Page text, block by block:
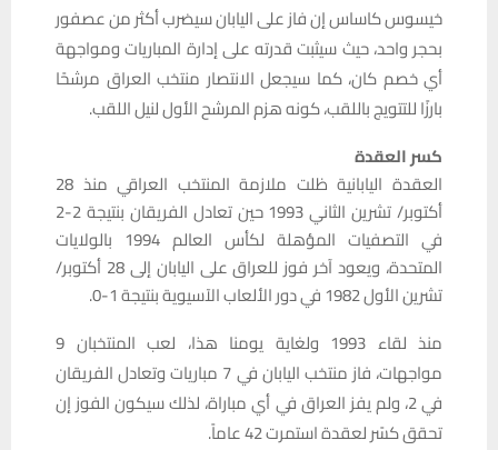
خيسوس كاساس إن فاز على اليابان سيضرب أكثر من عصفور
بحجر واحد، حيث سيثبت قدرته على إدارة المباريات ومواجهة
أي خصم كان، كما سيجعل الانتصار منتخب العراق مرشحًا
بارزًا للتتويج باللقب، كونه هزم المرشح الأول لنيل اللقب.
كسر العقدة
العقدة اليابانية ظلت ملازمة المنتخب العراقي منذ 28
أكتوبر/ تشرين الثاني 1993 حين تعادل الفريقان بنتيجة 2-2
في التصفيات المؤهلة لكأس العالم 1994 بالولايات
المتحدة، ويعود آخر فوز للعراق على اليابان إلى 28 أكتوبر/
تشرين الأول 1982 في دور الألعاب الآسيوية بنتيجة 1-0.
منذ لقاء 1993 ولغاية يومنا هذا، لعب المنتخبان 9
مواجهات، فاز منتخب اليابان في 7 مباريات وتعادل الفريقان
في 2، ولم يفز العراق في أي مباراة، لذلك سيكون الفوز إن
تحقق كسًر لعقدة استمرت 42 عاماً.